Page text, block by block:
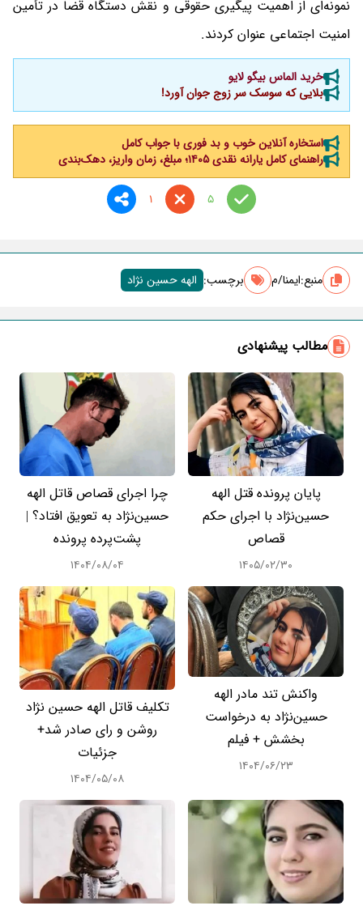
نمونه‌ای از اهمیت پیگیری حقوقی و نقش دستگاه قضا در تأمین
امنیت اجتماعی عنوان کردند.
خرید الماس بیگو لایو
بلایی که سوسک سر زوج جوان آورد!
استخاره آنلاین خوب و بد فوری با جواب کامل
راهنمای کامل یارانه نقدی ۱۴۰۵؛ مبلغ، زمان واریز، دهک‌بندی
5
1
منبع:ایمنا/م برچسب‌: الهه حسین نژاد
مطالب پیشنهادی
پایان پرونده قتل الهه
حسین‌نژاد با اجرای حکم
قصاص
۱۴۰۵/۰۲/۳۰
چرا اجرای قصاص قاتل الهه
حسین‌نژاد به تعویق افتاد؟ |
پشت‌پرده پرونده
۱۴۰۴/۰۸/۰۴
واکنش تند مادر الهه
حسین‌نژاد به درخواست
بخشش + فیلم
۱۴۰۴/۰۶/۲۳
تکلیف قاتل الهه حسین نژاد
روشن و رای صادر شد+
جزئیات
۱۴۰۴/۰۵/۰۸